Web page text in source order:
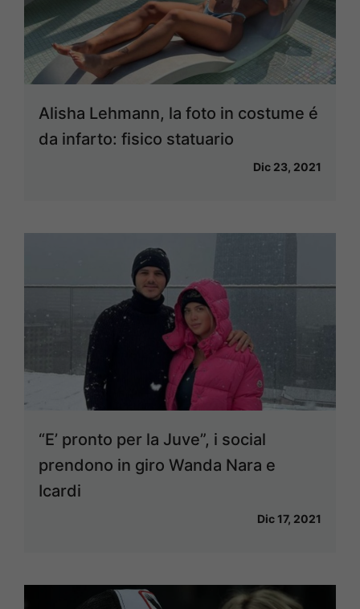
Alisha Lehmann, la foto in costume é
da infarto: fisico statuario
Dic 23, 2021
“E’ pronto per la Juve”, i social
prendono in giro Wanda Nara e
Icardi
Dic 17, 2021